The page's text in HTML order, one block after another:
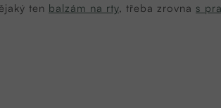
ten balzám na rty, třeba zrovna s